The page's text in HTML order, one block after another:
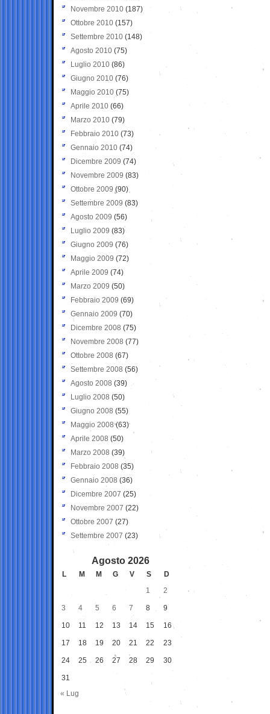
Novembre 2010 (187)
Ottobre 2010 (157)
Settembre 2010 (148)
Agosto 2010 (75)
Luglio 2010 (86)
Giugno 2010 (76)
Maggio 2010 (75)
Aprile 2010 (66)
Marzo 2010 (79)
Febbraio 2010 (73)
Gennaio 2010 (74)
Dicembre 2009 (74)
Novembre 2009 (83)
Ottobre 2009 (90)
Settembre 2009 (83)
Agosto 2009 (56)
Luglio 2009 (83)
Giugno 2009 (76)
Maggio 2009 (72)
Aprile 2009 (74)
Marzo 2009 (50)
Febbraio 2009 (69)
Gennaio 2009 (70)
Dicembre 2008 (75)
Novembre 2008 (77)
Ottobre 2008 (67)
Settembre 2008 (56)
Agosto 2008 (39)
Luglio 2008 (50)
Giugno 2008 (55)
Maggio 2008(63)
Aprile 2008 (50)
Marzo 2008 (39)
Febbraio 2008 (35)
Gennaio 2008 (36)
Dicembre 2007 (25)
Novembre 2007 (22)
Ottobre 2007 (27)
Settembre 2007 (23)
Agosto 2026
L M M G V S
D
1
2
3 4 5 6 7 8 9
10 11 12 13 14 15 16
17 18 19 20 21 22 23
24 25 26 27 28 29 30
31
« Lug